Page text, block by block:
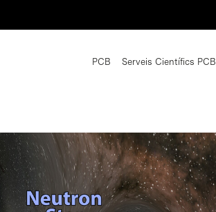
PCB Serveis Científics PCB